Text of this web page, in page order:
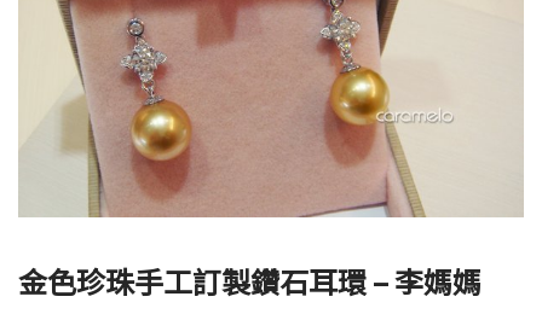
金色珍珠手工訂製鑽石耳環 – 李媽媽